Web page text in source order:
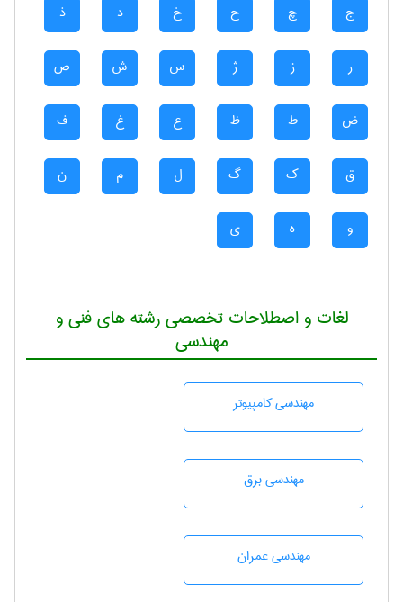
ج چ ح خ د ذ
ر ز ژ س ش ص
ض ط ظ ع غ ف
ق ک گ ل م ن
و ه ی
لغات و اصطلاحات تخصصی رشته های فنی و
مهندسی
مهندسی كامپيوتر
مهندسی برق
مهندسی عمران